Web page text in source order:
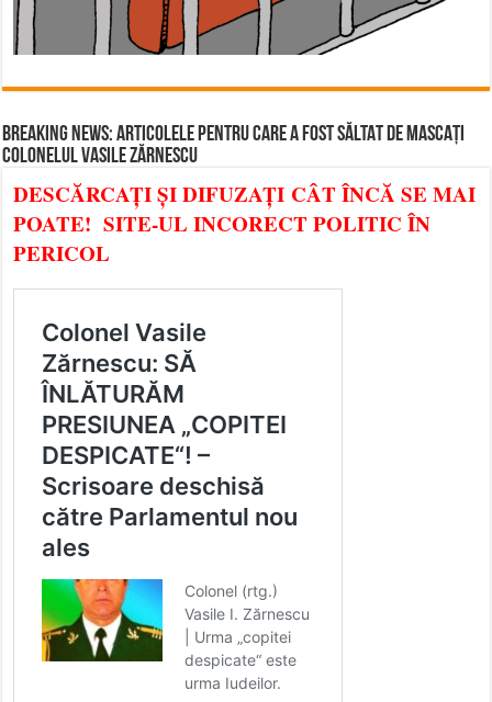
BREAKING NEWS: ARTICOLELE PENTRU CARE A FOST SĂLTAT DE MASCAȚI
COLONELUL VASILE ZĂRNESCU
DESCĂRCAȚI ȘI DIFUZAȚI CÂT ÎNCĂ SE MAI
POATE! SITE-UL INCORECT POLITIC ÎN
PERICOL